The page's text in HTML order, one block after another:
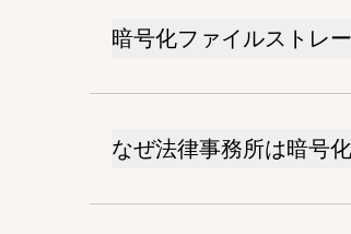
暗号化ファイルストレ
なぜ法律事務所は暗号